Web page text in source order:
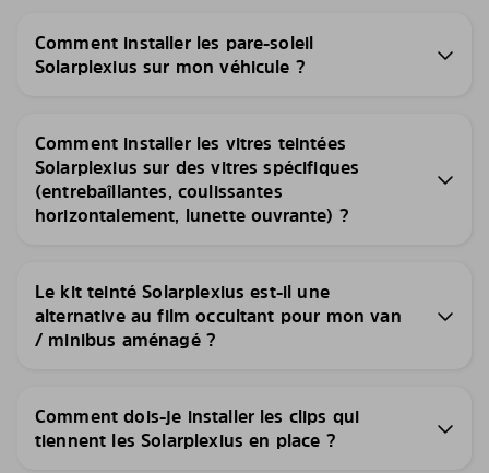
Comment installer les pare-soleil
Solarplexius sur mon véhicule ?
Comment installer les vitres teintées
Solarplexius sur des vitres spécifiques
(entrebaîllantes, coulissantes
horizontalement, lunette ouvrante) ?
Le kit teinté Solarplexius est-il une
alternative au film occultant pour mon van
/ minibus aménagé ?
Comment dois-je installer les clips qui
tiennent les Solarplexius en place ?